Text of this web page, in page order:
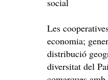
social
Les
economia;
distribució
diversitat del